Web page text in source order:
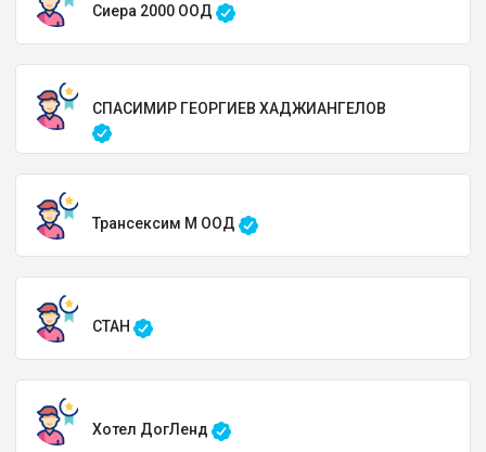
Сиера 2000 ООД
СПАСИМИР ГЕОРГИЕВ ХАДЖИАНГЕЛОВ
Трансексим М ООД
СТАН
Хотел ДогЛенд